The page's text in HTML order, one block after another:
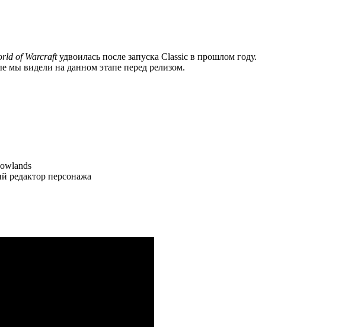
of Warcraftудвоилась после запуска Classic в прошлом году.
мы видели на данном этапе перед релизом.
редактор персонажа